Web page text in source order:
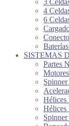
3
4
6
SISTEMAS
Partes
Hélices
Hélices